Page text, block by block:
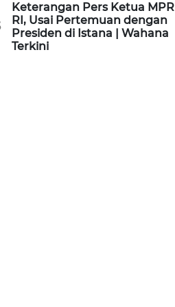
Keterangan Pers Ketua MPR
RI, Usai Pertemuan dengan
Presiden di Istana | Wahana
Terkini